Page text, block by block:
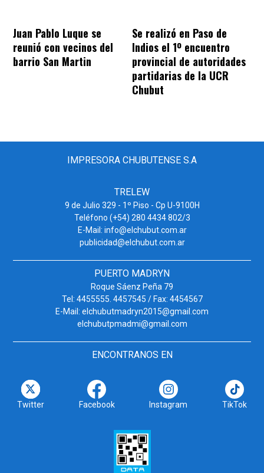
Juan Pablo Luque se
reunió con vecinos del
barrio San Martin
Se realizó en Paso de
Indios el 1º encuentro
provincial de autoridades
partidarias de la UCR
Chubut
IMPRESORA CHUBUTENSE S.A
TRELEW
9 de Julio 329 - 1º Piso - Cp U-9100H
Teléfono (+54) 280 4434 802/3
E-Mail: info@elchubut.com.ar
publicidad@elchubut.com.ar
PUERTO MADRYN
Roque Sáenz Peña 79
Tel: 4455555. 4457545 / Fax: 4454567
E-Mail: elchubutmadryn2015@gmail.com
elchubutpmadmi@gmail.com
ENCONTRANOS EN
Twitter Facebook Instagram TikTok